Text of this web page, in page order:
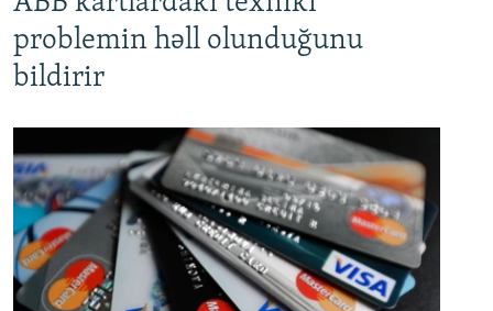
problemin həll olunduğunu
bildirir